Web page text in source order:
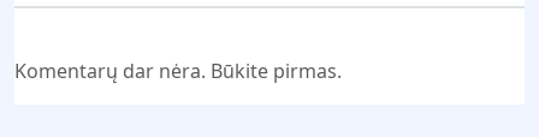
Komentarų dar nėra. Būkite pirmas.